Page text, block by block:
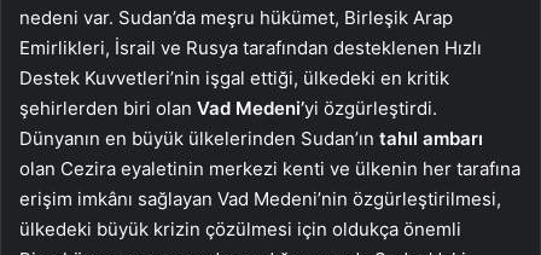
nedeni var. Sudan’da meşru hükümet, Birleşik Arap
Emirlikleri, İsrail ve Rusya tarafından desteklenen Hızlı
Destek Kuvvetleri’nin işgal ettiği, ülkedeki en kritik
şehirlerden biri olan Vad Medeni’yi özgürleştirdi.
Dünyanın en büyük ülkelerinden Sudan’ın tahıl ambarı
olan Cezira eyaletinin merkezi kenti ve ülkenin her tarafına
erişim imkânı sağlayan Vad Medeni’nin özgürleştirilmesi,
ülkedeki büyük krizin çözülmesi için oldukça önemli